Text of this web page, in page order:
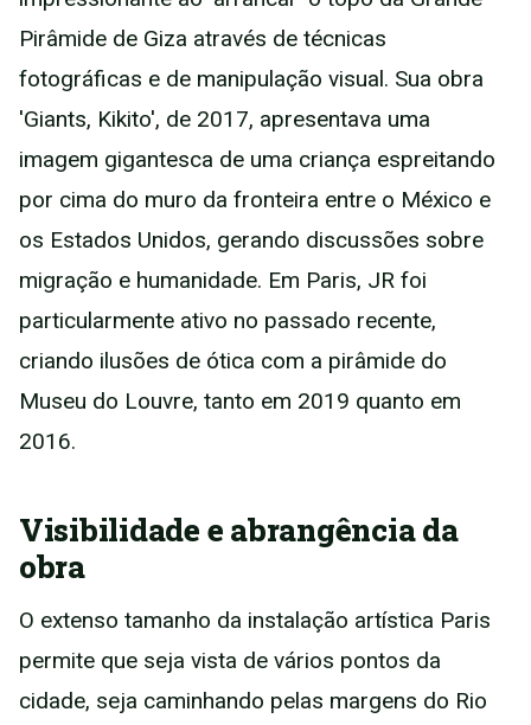
Pirâmide de Giza através de técnicas
fotográficas e de manipulação visual. Sua obra
'Giants, Kikito', de 2017, apresentava uma
imagem gigantesca de uma criança espreitando
por cima do muro da fronteira entre o México e
os Estados Unidos, gerando discussões sobre
migração e humanidade. Em Paris, JR foi
particularmente ativo no passado recente,
criando ilusões de ótica com a pirâmide do
Museu do Louvre, tanto em 2019 quanto em
2016.
Visibilidade e abrangência da
obra
O extenso tamanho da instalação artística Paris
permite que seja vista de vários pontos da
cidade, seja caminhando pelas margens do Rio